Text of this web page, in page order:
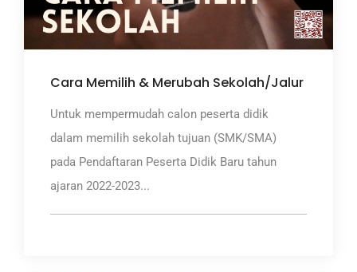
Cara Memilih & Merubah Sekolah/Jalur
Untuk mempermudah calon peserta didik
dalam memilih sekolah tujuan (SMK/SMA)
pada Pendaftaran Peserta Didik Baru tahun
ajaran 2022-2023...